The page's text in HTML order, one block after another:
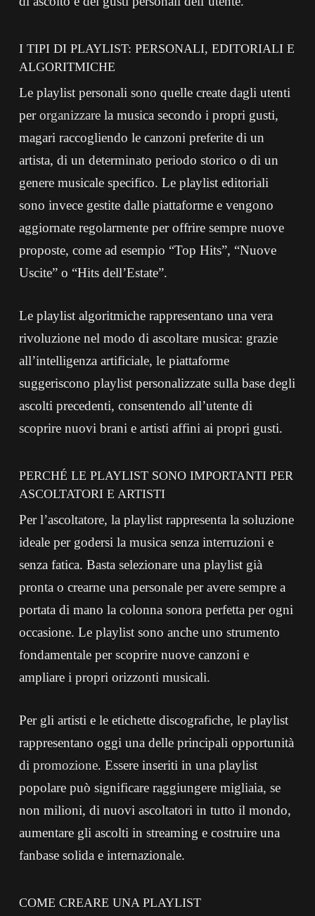
I TIPI DI PLAYLIST: PERSONALI, EDITORIALI E
ALGORITMICHE
Le playlist personali sono quelle create dagli utenti
perorganizzarela musica secondo i propri gusti,
magari raccogliendo le canzoni preferite di un
artista, di un determinato periodo storico o di un
genere musicale specifico. Le playlist editoriali
sono invece gestite dalle piattaforme e vengono
aggiornate regolarmente per offrire sempre nuove
proposte, come ad esempio “Top Hits”, “Nuove
Uscite” o “Hits dell’Estate”.
Le playlist algoritmiche rappresentano una vera
rivoluzione nel modo di ascoltare musica: grazie
all’intelligenza artificiale, le piattaforme
suggeriscono playlist personalizzate sulla base degli
ascolti precedenti, consentendo all’utente di
scoprire nuovi brani e artisti affini ai propri gusti.
PERCHÉ LE PLAYLIST SONO IMPORTANTI PER
ASCOLTATORI E ARTISTI
Per l’ascoltatore, la playlist rappresenta la soluzione
ideale per godersi la musica senza interruzioni e
senza fatica. Basta selezionare una playlist già
pronta o crearne una personale per avere sempre a
portata di mano la colonna sonora perfetta per ogni
occasione. Le playlist sono anche uno strumento
fondamentale per scoprire nuove canzoni e
ampliare i propri orizzonti musicali.
Per gli artisti e le etichette discografiche, le playlist
rappresentano oggi una delle principali opportunità
di promozione. Essere inseriti in una playlist
popolare può significare raggiungere migliaia, se
non milioni, di nuovi ascoltatori in tutto il mondo,
aumentare gli ascolti in streaming e costruire una
fanbase solida e internazionale.
COME CREARE UNA PLAYLIST